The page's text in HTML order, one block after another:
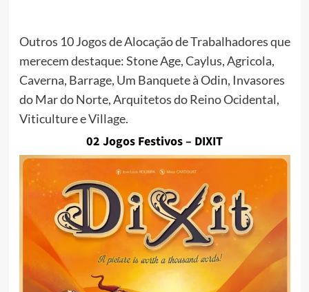
Outros 10 Jogos de Alocação de Trabalhadores que
merecem destaque: Stone Age, Caylus, Agricola,
Caverna, Barrage, Um Banquete à Odin, Invasores
do Mar do Norte, Arquitetos do Reino Ocidental,
Viticulture e Village.
02 Jogos Festivos – DIXIT